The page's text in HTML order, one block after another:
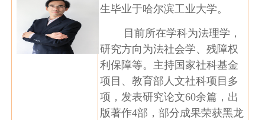
生毕业于哈尔滨工业大学。
目前所在学科为法理学，
研究方向为法社会学、残障权
利保障等。主持国家社科基金
项目、教育部人文社科项目多
项，发表研究论文60余篇，出
版著作4部，部分成果荣获黑龙